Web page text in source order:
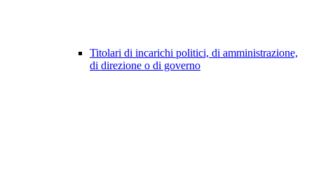
Titolari di incarichi politici, di amministrazione,
di direzione o di governo